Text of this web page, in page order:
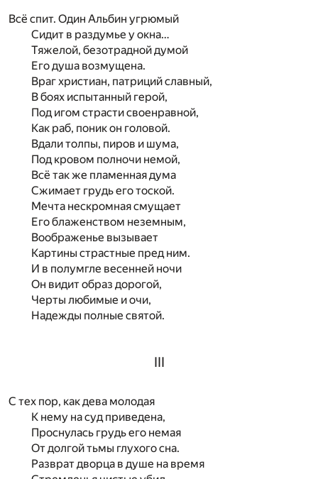
Всё спит. Один Альбин угрюмый
Сидит в раздумье у окна…
Тяжелой, безотрадной думой
Его душа возмущена.
Враг христиан, патриций славный,
В боях испытанный герой,
Под игом страсти своенравной,
Как раб, поник он головой.
Вдали толпы, пиров и шума,
Под кровом полночи немой,
Всё так же пламенная дума
Сжимает грудь его тоской.
Мечта нескромная смущает
Его блаженством неземным,
Воображенье вызывает
Картины страстные пред ним.
И в полумгле весенней ночи
Он видит образ дорогой,
Черты любимые и очи,
Надежды полные святой.
III
С тех пор, как дева молодая
К нему на суд приведена,
Проснулась грудь его немая
От долгой тьмы глухого сна.
Разврат дворца в душе на время